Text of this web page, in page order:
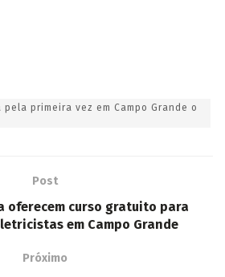
primeira vez em Campo Grande o
Post
oferecem curso gratuito para
em Campo Grande
Próximo